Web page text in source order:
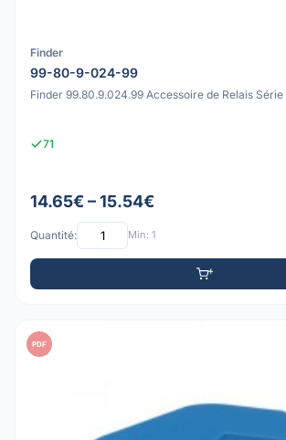
Finder
99-80-9-024-99
Finder 99.80.9.024.99 Accessoire de Relais Série
71
14.65€ – 15.54€
Quantité: Min: 1
PDF